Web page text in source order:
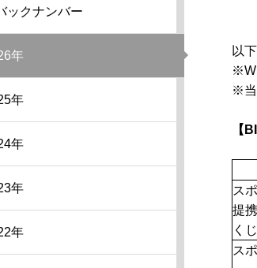
以
※当
【
ス
提
く
ス
ックナンバー
年
年
年
年
年